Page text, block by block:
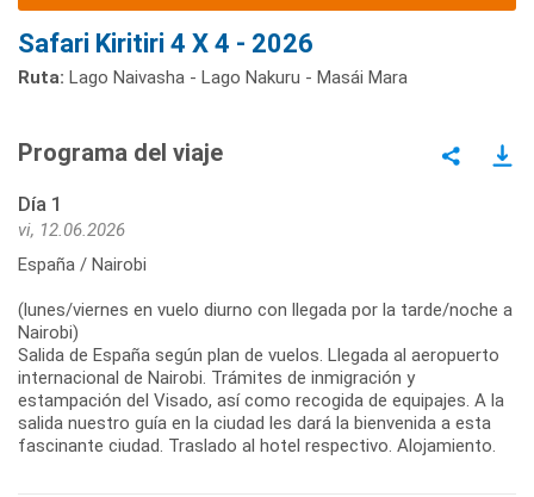
Safari Kiritiri 4 X 4 - 2026
Ruta: Lago Naivasha - Lago Nakuru - Masái Mara
Programa del viaje
Día 1
vi, 12.06.2026
España / Nairobi
(lunes/viernes en vuelo diurno con llegada por la tarde/noche a
Nairobi)
Salida de España según plan de vuelos. Llegada al aeropuerto
internacional de Nairobi. Trámites de inmigración y
estampación del Visado, así como recogida de equipajes. A la
salida nuestro guía en la ciudad les dará la bienvenida a esta
fascinante ciudad. Traslado al hotel respectivo. Alojamiento.